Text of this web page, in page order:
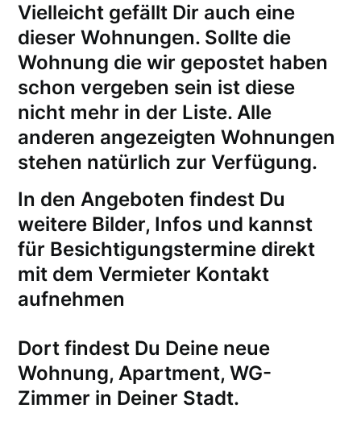
Vielleicht gefällt Dir auch eine
dieser Wohnungen. Sollte die
Wohnung die wir gepostet haben
schon vergeben sein ist diese
nicht mehr in der Liste. Alle
anderen angezeigten Wohnungen
stehen natürlich zur Verfügung.
In den Angeboten findest Du
weitere Bilder, Infos und kannst
für Besichtigungstermine direkt
mit dem Vermieter Kontakt
aufnehmen
Dort findest Du Deine neue
Wohnung, Apartment, WG-
Zimmer in Deiner Stadt.